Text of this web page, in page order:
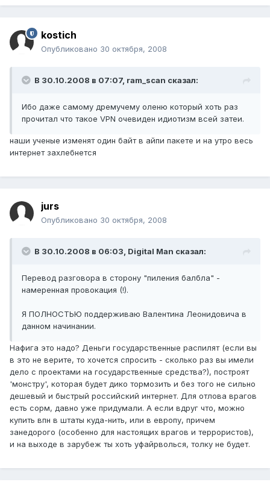
kostich
Опубликовано 30 октября, 2008
В 30.10.2008 в 07:07, ram_scan сказал:
Ибо даже самому дремучему оленю который хоть раз
прочитал что такое VPN очевиден идиотизм всей затеи.
наши ученые изменят один байт в айпи пакете и на утро весь
интернет захлебнется
jurs
Опубликовано 30 октября, 2008
В 30.10.2008 в 06:03, Digital Man сказал:
Перевод разговора в сторону "пиления балбла" -
намеренная провокация (!).
Я ПОЛНОСТЬЮ поддерживаю Валентина Леонидовича в
данном начинании.
Нафига это надо? Деньги государственные распилят (если вы
в это не верите, то хочется спросить - сколько раз вы имели
дело с проектами на государственные средства?), построят
'монстру', которая будет дико тормозить и без того не сильно
дешевый и быстрый российский интернет. Для отлова врагов
есть сорм, давно уже придумали. А если вдруг что, можно
купить впн в штаты куда-нить, или в европу, причем
занедорого (особенно для настоящих врагов и террористов),
и на выходе в зарубеж ты хоть уфайрволься, толку не будет.